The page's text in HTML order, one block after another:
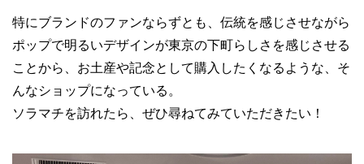
特にブランドのファンならずとも、伝統を感じさせながら
ポップで明るいデザインが東京の下町らしさを感じさせる
ことから、お土産や記念として購入したくなるような、そ
んなショップになっている。
ソラマチを訪れたら、ぜひ尋ねてみていただきたい！